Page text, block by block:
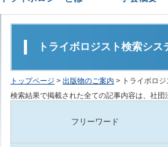
トライボロジスト検索シス
トップページ > 出版物のご案内 > トライボロ
検索結果で掲載された全ての記事内容は、社
フリーワード